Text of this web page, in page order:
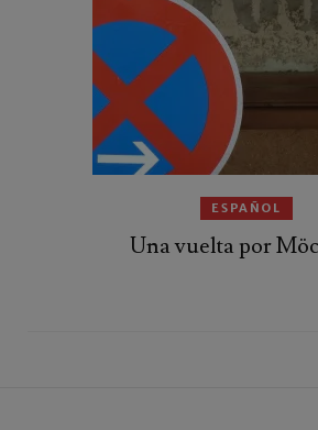
ESPAÑOL
Una vuelta por